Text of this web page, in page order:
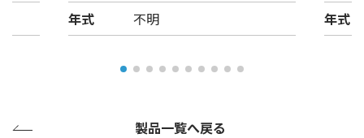
年式
不明
年式
製品一覧へ戻る